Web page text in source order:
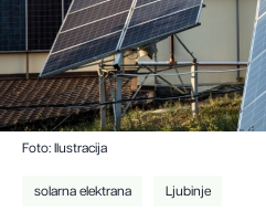
Foto: Ilustracija
solarna elektrana Ljubinje